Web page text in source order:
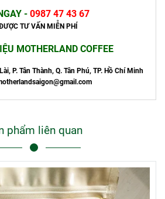
- 0987 47 43 67
TƯ VẤN MIỄN PHÍ
MOTHERLAND COFFEE
P. Tân Thành, Q. Tân Phú, TP. Hồ Chí Minh
phẩm liên quan